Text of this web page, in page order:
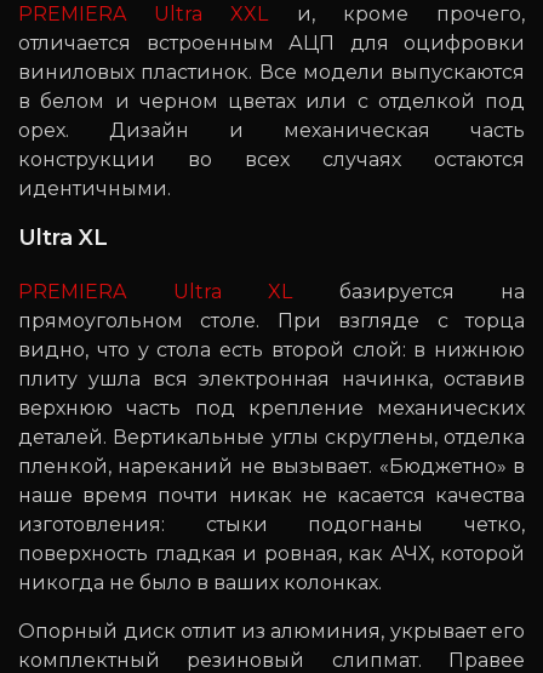
PREMIERA Ultra XXLи, кроме прочего,
отличается встроенным АЦП для оцифровки
виниловых пластинок. Все модели выпускаются
в белом и черном цветах или с отделкой под
орех. Дизайн и механическая часть
конструкции во всех случаях остаются
идентичными.
Ultra XL
PREMIERA Ultra XLбазируется на
прямоугольном столе. При взгляде с торца
видно, что у стола есть второй слой: в нижнюю
плиту ушла вся электронная начинка, оставив
верхнюю часть под крепление механических
деталей. Вертикальные углы скруглены, отделка
пленкой, нареканий не вызывает. «Бюджетно» в
наше время почти никак не касается качества
изготовления: стыки подогнаны четко,
поверхность гладкая и ровная, как АЧХ, которой
никогда не было в ваших колонках.
Опорный диск отлит из алюминия, укрывает его
комплектный резиновый слипмат. Правее